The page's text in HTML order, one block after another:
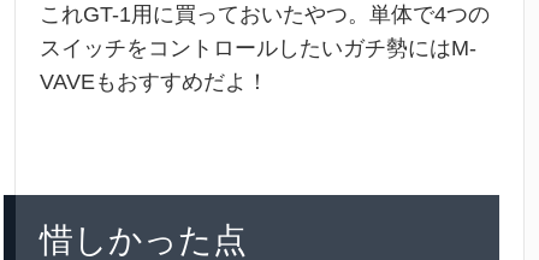
これGT-1用に買っておいたやつ。単体で4つの
スイッチをコントロールしたいガチ勢にはM-
VAVEもおすすめだよ！
惜しかった点